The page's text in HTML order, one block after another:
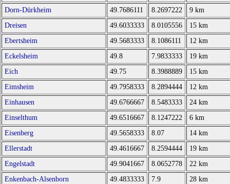
Dorn-Dürkheim
49.7686111 8.2697222
9 km
Dreisen
49.6033333 8.0105556
15 km
Ebertsheim
49.5683333 8.1086111
12 km
Eckelsheim
49.8 7.9833333
19 km
Eich
49.75 8.3988889
15 km
Eimsheim
49.7958333 8.2894444
12 km
Einhausen
49.6766667 8.5483333
24 km
Einselthum
49.6516667 8.1247222
6 km
Eisenberg
49.5658333 8.07
14 km
Ellerstadt
49.4616667 8.2594444
19 km
Engelstadt
49.9041667 8.0652778
22 km
Enkenbach-Alsenborn
49.4833333 7.9
28 km